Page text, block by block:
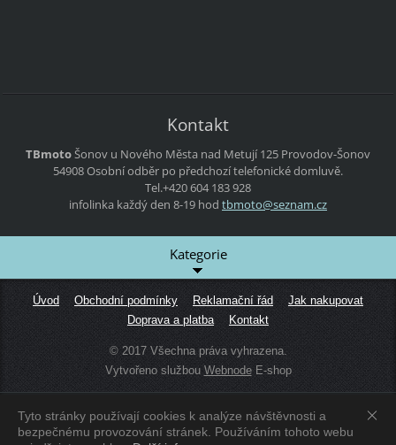
Tyto stránky používají cookies k analýze návštěvnosti a
bezpečnému provozování stránek. Používáním tohoto webu
Kontakt
TBmotoŠonov u Nového Města nad Metují 125 Provodov-Šonov
54908Osobní odběr po předchozí telefonické domluvě.
Tel.+420 604 183 928
infolinka každý den 8-19 hod tbmoto@seznam.cz
Kategorie
Úvod Obchodní podmínky Reklamační řád
Jak nakupovat
Doprava a platba
Kontakt
© 2017 Všechna práva vyhrazena.
Vytvořeno službouWebnodeE-shop
Zobrazit:Mobilní verzi|Standardní verzi